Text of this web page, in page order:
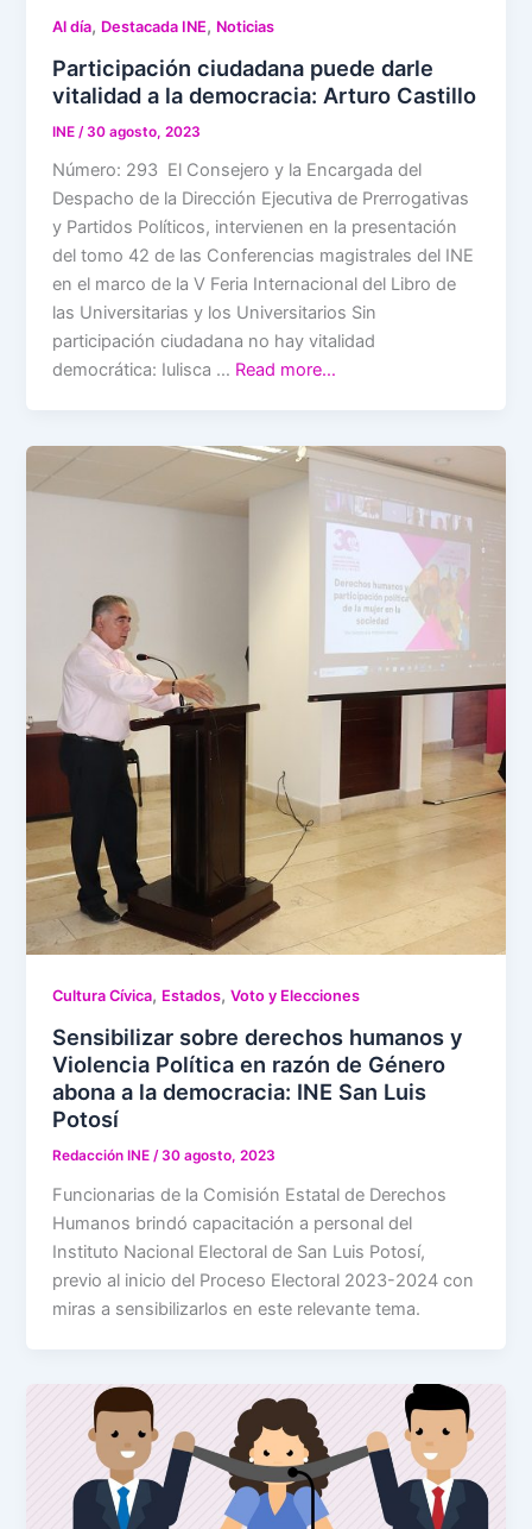
Al día, Destacada INE, Noticias
Participación ciudadana puede darle
vitalidad a la democracia: Arturo Castillo
INE /30 agosto, 2023
Número: 293 El Consejero y la Encargada del
Despacho de la Dirección Ejecutiva de Prerrogativas
y Partidos Políticos, intervienen en la presentación
del tomo 42 de las Conferencias magistrales del INE
en el marco de la V Feria Internacional del Libro de
las Universitarias y los Universitarios Sin
participación ciudadana no hay vitalidad
democrática: Iulisca … Read more…
Cultura Cívica, Estados,Voto y Elecciones
Sensibilizar sobre derechos humanos y
Violencia Política en razón de Género
abona a la democracia: INE San Luis
Potosí
Redacción INE/30 agosto, 2023
Funcionarias de la Comisión Estatal de Derechos
Humanos brindó capacitación a personal del
Instituto Nacional Electoral de San Luis Potosí,
previo al inicio del Proceso Electoral 2023-2024 con
miras a sensibilizarlos en este relevante tema.